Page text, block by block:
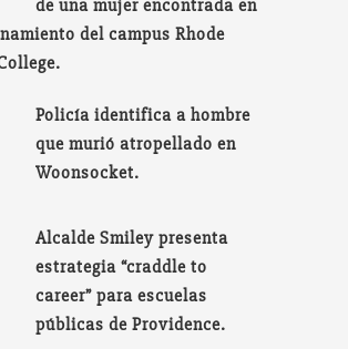
de una mujer encontrada en
del campus Rhode
Policía identifica a hombre
que murió atropellado en
Woonsocket.
Alcalde Smiley presenta
estrategia “craddle to
career” para escuelas
públicas de Providence.